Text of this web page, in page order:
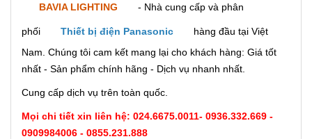
BAVIA LIGHTING
- Nhà cung cấp và phân
phối Thiết bị điện Panasonic
hàng đầu tại Việt
Nam. Chúng tôi cam kết mang lại cho khách hàng: Giá tốt
nhất - Sản phẩm chính hãng - Dịch vụ nhanh nhất.
Cung cấp dịch vụ trên toàn quốc.
Mọi chi tiết xin liên hệ: 024.6675.0011- 0936.332.669 -
0909984006 - 0855.231.888